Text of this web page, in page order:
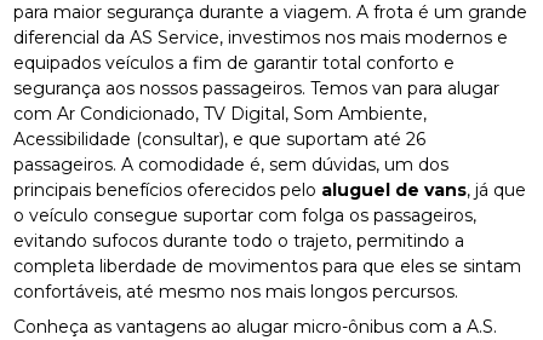
para maior segurança durante a viagem. A frota é um grande
diferencial da AS Service, investimos nos mais modernos e
equipados veículos a fim de garantir total conforto e
segurança aos nossos passageiros. Temos van para alugar
com Ar Condicionado, TV Digital, Som Ambiente,
Acessibilidade (consultar), e que suportam até 26
passageiros. A comodidade é, sem dúvidas, um dos
principais benefícios oferecidos pelo aluguel de vans, já que
o veículo consegue suportar com folga os passageiros,
evitando sufocos durante todo o trajeto, permitindo a
completa liberdade de movimentos para que eles se sintam
confortáveis, até mesmo nos mais longos percursos.
Conheça as vantagens ao alugar micro-ônibus com a A.S.